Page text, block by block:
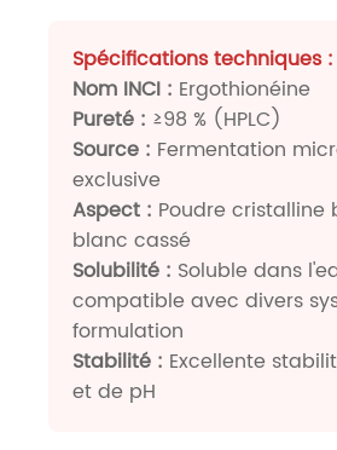
Spécifications techniques :
Nom INCI : Ergothionéine
Pureté : ≥98 % (HPLC)
Source : Fermentation
exclusive
Aspect : Poudre cristalline
blanc cassé
Solubilité : Soluble dans
compatible avec divers
formulation
Stabilité : Excellente
et de pH